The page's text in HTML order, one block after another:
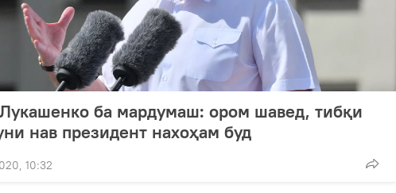
ба мардумаш: ором шавед, тибқи
нав президент нахоҳам буд
10:32